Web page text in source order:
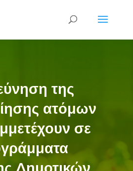
της
ατόμων
σε